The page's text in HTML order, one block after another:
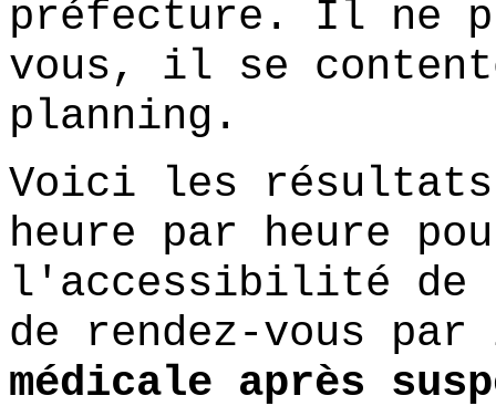
préfecture. Il ne
vous, il se
planning.
Voici les résultats
heure par heure
l'accessibilité de
de rendez-vous
médicale après